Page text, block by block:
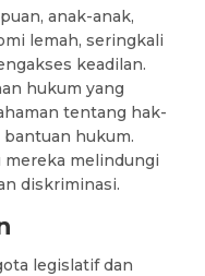
anak-anak,
lemah, seringkali
keadilan.
hukum yang
tentang hak-
bantuan hukum.
melindungi
diskriminasi.
legislatif dan